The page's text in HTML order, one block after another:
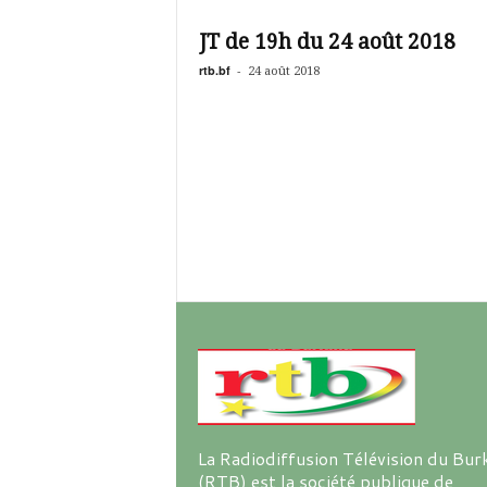
i
JT de 19h du 24 août 2018
rtb.bf - 24 août 2018
La Radiodiffusion Télévision du
(RTB) est la société publique de